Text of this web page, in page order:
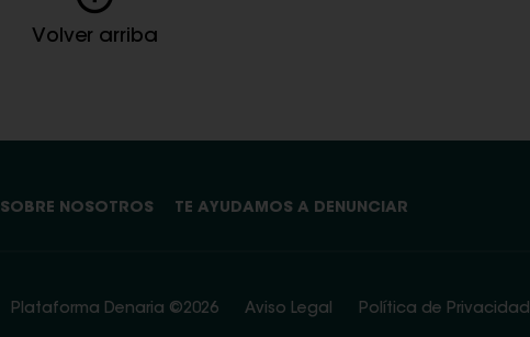
Volver arriba
SOBRE NOSOTROS TE AYUDAMOS A DENUNCIAR
Plataforma Denaria ©2026 Aviso Legal Política de Privacidad